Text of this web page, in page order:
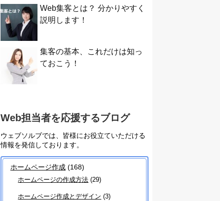
Web集客とは？ 分かりやすく
説明します！
集客の基本、これだけは知っ
ておこう！
Web担当者を応援するブログ
ウェブソルブでは、皆様にお役立ていただける
情報を発信しております。
ホームページ作成 (168)
ホームページの作成方法 (29)
ホームページ作成とデザイン (3)